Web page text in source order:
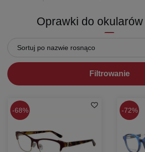
Oprawki do
Sortuj po nazwie rosnąco
Filtrowanie
68% 72%